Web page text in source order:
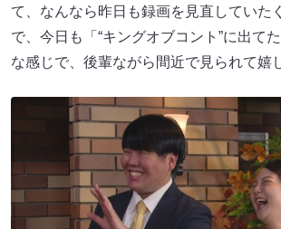
て、なんなら昨日も録画を見直していた
で、今日も「“キングオブコント”に出て
な感じで、後輩ながら間近で見られて嬉